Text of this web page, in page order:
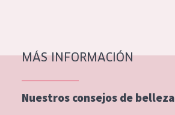
Piel normal y seca
Piel mixata o grasa
Piel madura
MÁS INFORMACIÓN
Nuestros consejos de belleza